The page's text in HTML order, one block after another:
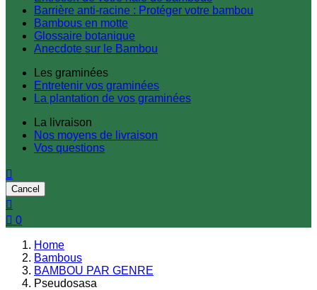
Barrière anti-racine : Protéger votre bambou
Bambous en motte
Glossaire botanique
Anecdote sur le Bambou
Les graminées
Entretenir vos graminées
La plantation de vos graminées
La livraison
Nos moyens de livraison
Vos questions

Cancel

 0
Home
Bambous
BAMBOU PAR GENRE
Pseudosasa